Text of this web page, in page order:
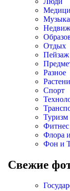
Музыка
Отдых
Пейзаж
Разное
Спорт
Туризм
Фитнес
Флора
Фон и
Свежие